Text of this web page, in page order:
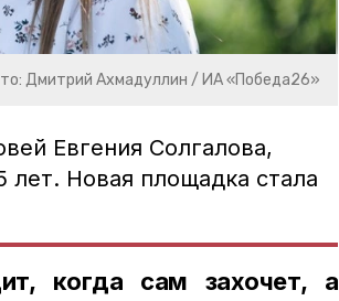
Дмитрий Ахмадуллин / ИА «Победа26»
Евгения Солгалова,
лет. Новая площадка стала
когда сам захочет, а